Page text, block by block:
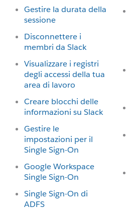
Gestire la durata della
sessione
Disconnettere i
membri da Slack
Visualizzare i registri
degli accessi della tua
area di lavoro
Creare blocchi delle
informazioni su Slack
Gestire le
impostazioni per il
Single Sign-On
Google Workspace
Single Sign-On
Single Sign-On di
ADFS